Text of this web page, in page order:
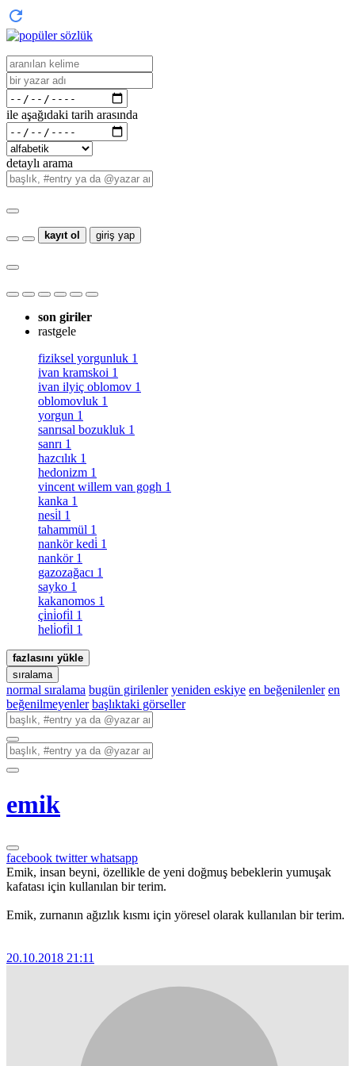
ile aşağıdaki tarih arasında
detaylı arama
kayıt ol giriş yap
son giriler
rastgele
fiziksel yorgunluk 1
ivan kramskoi 1
ivan ilyiç oblomov 1
oblomovluk 1
yorgun 1
sanrısal bozukluk 1
sanrı 1
hazcılık 1
hedonizm 1
vincent willem van gogh 1
kanka 1
nesi̇l 1
tahammül 1
nankör kedi̇ 1
nankör 1
gazozağacı 1
sayko 1
kakanomos 1
çi̇ni̇ofi̇l 1
heli̇ofi̇l 1
fazlasını yükle
sıralama
normal sıralama bugün girilenler yeniden eskiye en beğenilenler en
beğenilmeyenler başlıktaki görseller
emik
facebook twitterwhatsapp
Emik, insan beyni, özellikle de yeni doğmuş bebeklerin yumuşak
kafatası için kullanılan bir terim.
Emik, zurnanın ağızlık kısmı için yöresel olarak kullanılan bir terim.
20.10.2018 21:11